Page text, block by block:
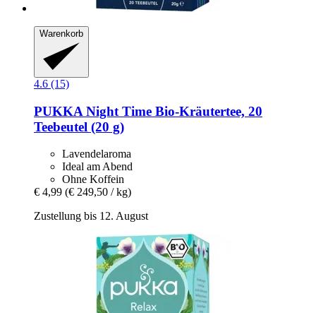
Warenkorb
4.6 (15)
PUKKA Night Time Bio-​Kräutertee, 20
Teebeutel (20 g)
Lavendelaroma
Ideal am Abend
Ohne Koffein
€ 4,99 (€ 249,50 / kg)
Zustellung bis 12. August